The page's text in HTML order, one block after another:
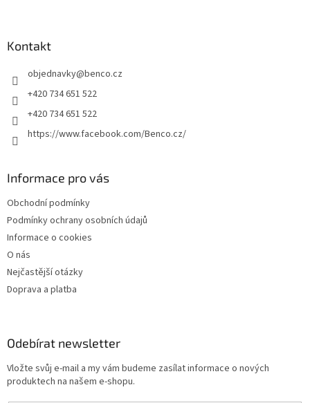
Kontakt
objednavky@benco.cz
+420 734 651 522
+420 734 651 522
https://www.facebook.com/Benco.cz/
Informace pro vás
Obchodní podmínky
Podmínky ochrany osobních údajů
Informace o cookies
O nás
Nejčastější otázky
Doprava a platba
Odebírat newsletter
Vložte svůj e-mail a my vám budeme zasílat informace o nových
produktech na našem e-shopu.